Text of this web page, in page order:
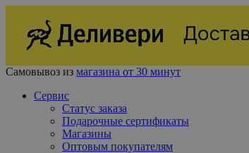
Самовывоз из магазина от 30 минут
Сервис
Статус заказа
Подарочные сертификаты
Магазины
Оптовым покупателям